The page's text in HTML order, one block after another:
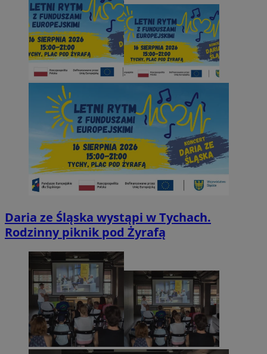
Daria ze Śląska wystąpi w Tychach.
Rodzinny piknik pod Żyrafą